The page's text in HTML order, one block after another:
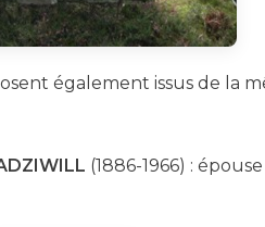
également issus de la
(1886-1966) :